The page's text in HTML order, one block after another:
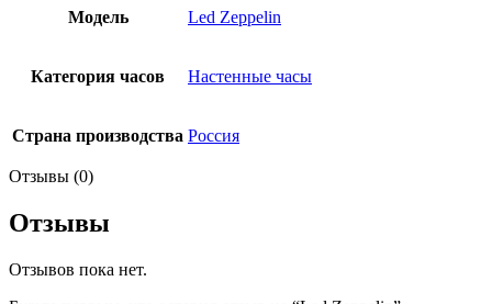
Модель Led Zeppelin
Категория часов Настенные часы
Страна производства Россия
Отзывы (0)
Отзывы
Отзывов пока нет.